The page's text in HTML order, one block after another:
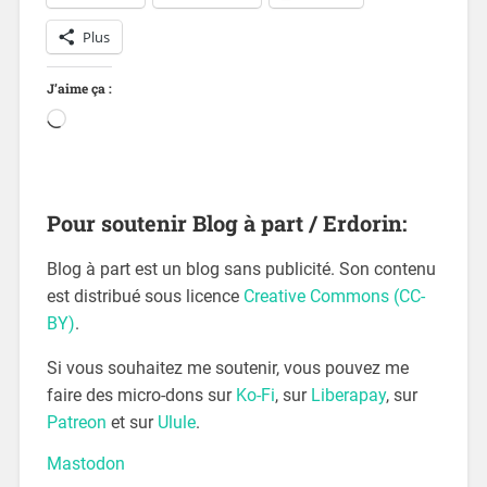
Plus
J’aime ça :
Pour soutenir Blog à part / Erdorin:
Blog à part est un blog sans publicité. Son contenu
est distribué sous licence Creative Commons (CC-
BY).
Si vous souhaitez me soutenir, vous pouvez me
faire des micro-dons sur Ko-Fi, sur Liberapay, sur
Patreon et sur Ulule.
Mastodon